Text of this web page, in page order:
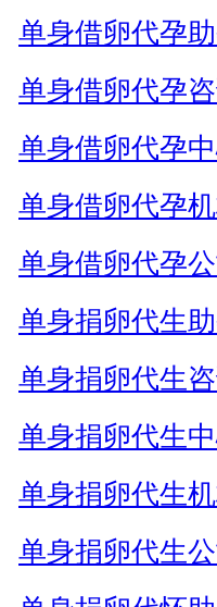
单身借卵代孕
单身借卵代孕
单身借卵代孕
单身借卵代孕
单身借卵代孕公
单身捐卵代生
单身捐卵代生
单身捐卵代生
单身捐卵代生
单身捐卵代生公